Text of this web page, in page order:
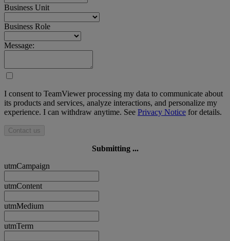
Business Unit
Business Role
Message:
I consent to TeamViewer processing my data to communicate about
its products and services, analyze interactions, and personalize my
experience. I can withdraw anytime. See Privacy Notice for details.
Contact us
Submitting ...
utmCampaign
utmContent
utmMedium
utmTerm